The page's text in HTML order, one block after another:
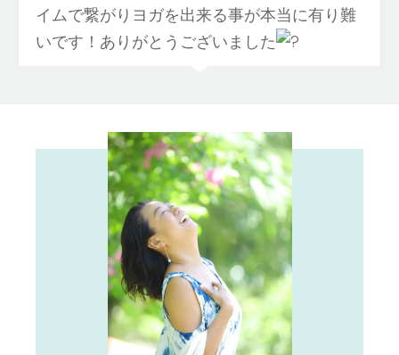
イムで繋がりヨガを出来る事が本当に有り難
いです！ありがとうございました